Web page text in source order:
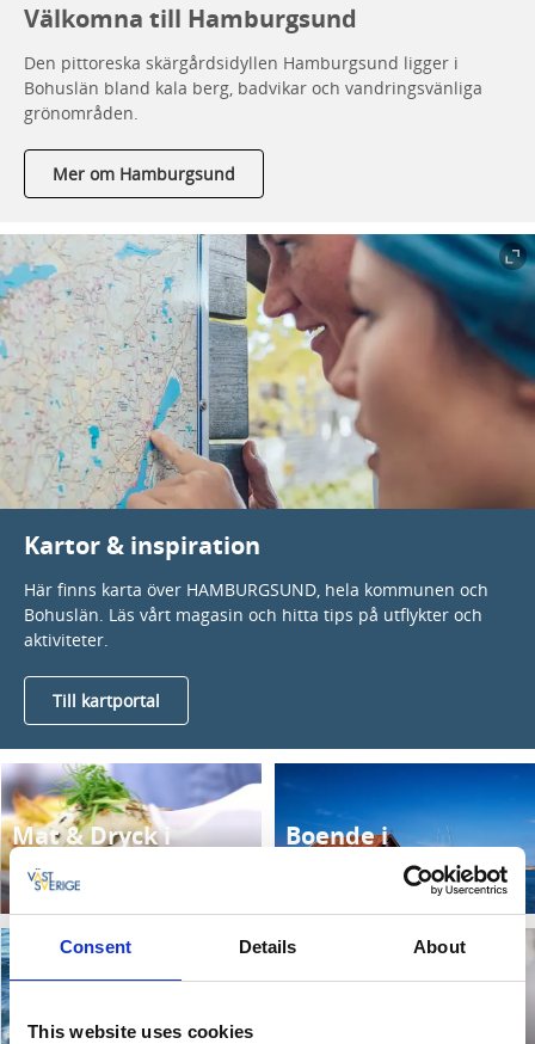
Consent Details About
This website uses cookies
Välkomna till Hamburgsund
Den pittoreska skärgårdsidyllen Hamburgsund ligger i
Bohuslän bland kala berg, badvikar och vandringsvänliga
grönområden.
Mer om Hamburgsund
Kartor & inspiration
Här finns karta över HAMBURGSUND, hela kommunen och
Bohuslän. Läs vårt magasin och hitta tips på utflykter och
aktiviteter.
Till kartportal
Mat & Dryck i
Hamburgsund
Läs mer
Boende i
Hamburgsund
Hamburgsund